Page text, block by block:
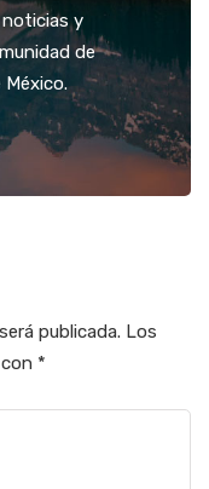
noticias y
de
publicada. Los
*